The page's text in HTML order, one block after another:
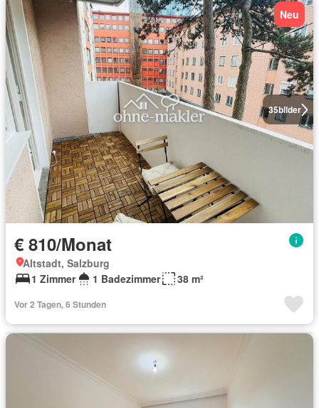
35bilder
Neu
€ 810/Monat
Altstadt, Salzburg
1 Zimmer
1 Badezimmer 38 m²
Vor 2 Tagen, 6 Stunden